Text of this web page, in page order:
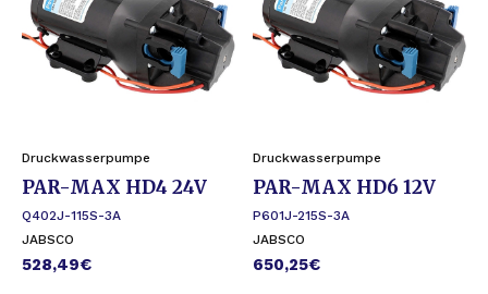
Druckwasserpumpe
PAR-MAX HD4 24V
Q402J-115S-3A
JABSCO
528,49€
Druckwasserpumpe
PAR-MAX HD6 12V
P601J-215S-3A
JABSCO
650,25€